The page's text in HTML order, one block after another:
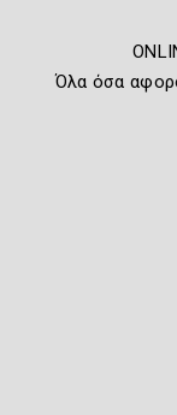
Όλα όσα